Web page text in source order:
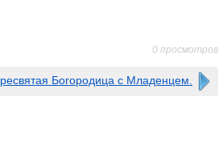
0 просмотров
Богородица с Младенцем.